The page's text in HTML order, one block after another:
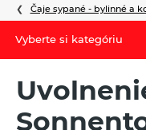
nielen
Vyberte si kategóriu
Čaje sypané - bylinné a